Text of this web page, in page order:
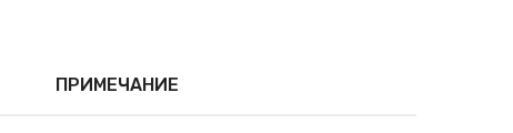
ПРИМЕЧАНИЕ